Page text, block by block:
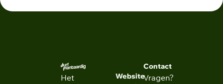
Het
Website
Contact
Vragen?